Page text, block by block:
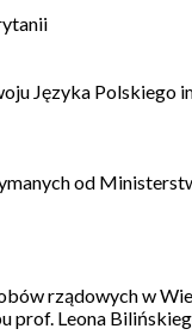
Języka
od
rządowych w
prof. Leona